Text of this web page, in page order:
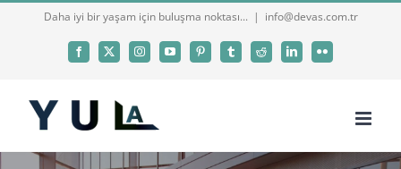
Daha iyi bir yaşam için buluşma noktası... | info@devas.com.tr
Facebook
X InstagramYouTubePinterestTumblrReddit LinkedInFlickr